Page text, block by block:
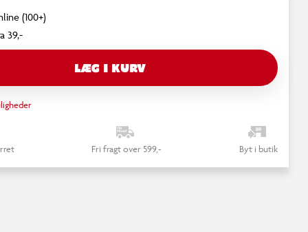
(100+)
39,-
LÆG I KURV
Fri fragt over 599,- Byt i butik